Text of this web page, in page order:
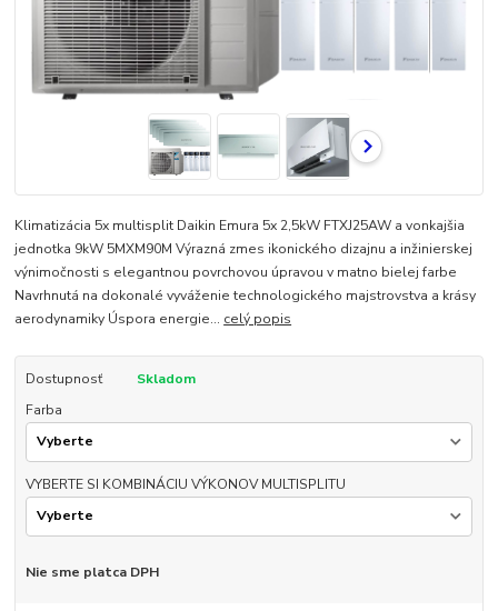
Klimatizácia 5x multisplit Daikin Emura 5x 2,5kW FTXJ25AW a vonkajšia
jednotka 9kW 5MXM90M Výrazná zmes ikonického dizajnu a inžinierskej
výnimočnosti s elegantnou povrchovou úpravou v matno bielej farbe
Navrhnutá na dokonalé vyváženie technologického majstrovstva a krásy
aerodynamiky Úspora energie... celý popis
Dostupnosť
Skladom
Farba
VYBERTE SI KOMBINÁCIU VÝKONOV MULTISPLITU
Nie sme platca DPH